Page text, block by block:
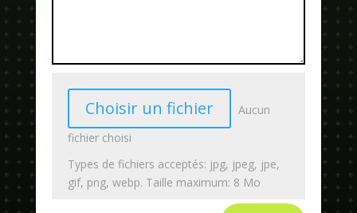
Choisir un fichier
Aucun
fichier choisi
Types de fichiers acceptés: jpg, jpeg, jpe,
gif, png, webp. Taille maximum: 8 Mo